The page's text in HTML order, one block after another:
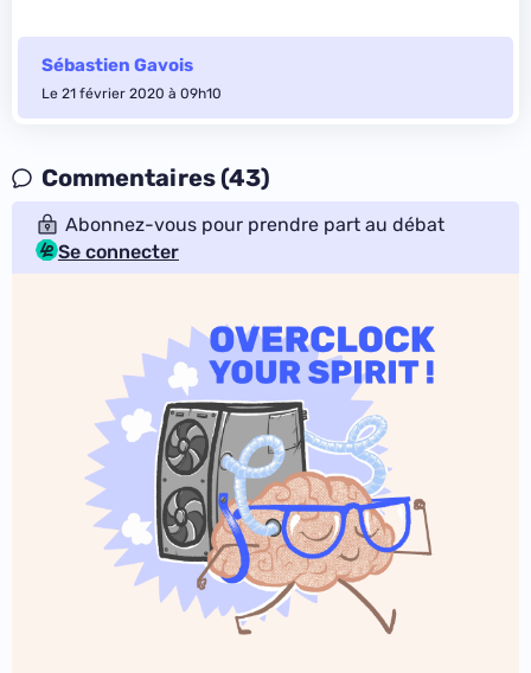
Sébastien Gavois
Le 21 février 2020 à 09h10
Commentaires (43)
Abonnez-vous pour prendre part au débat
Se connecter